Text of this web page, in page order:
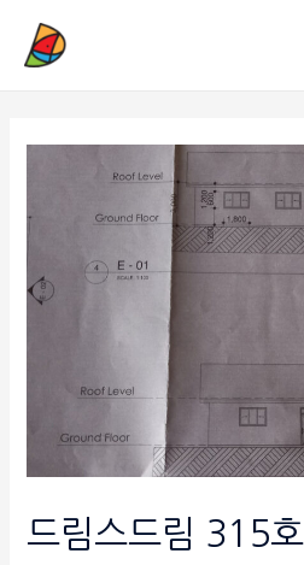
드림스드림 315